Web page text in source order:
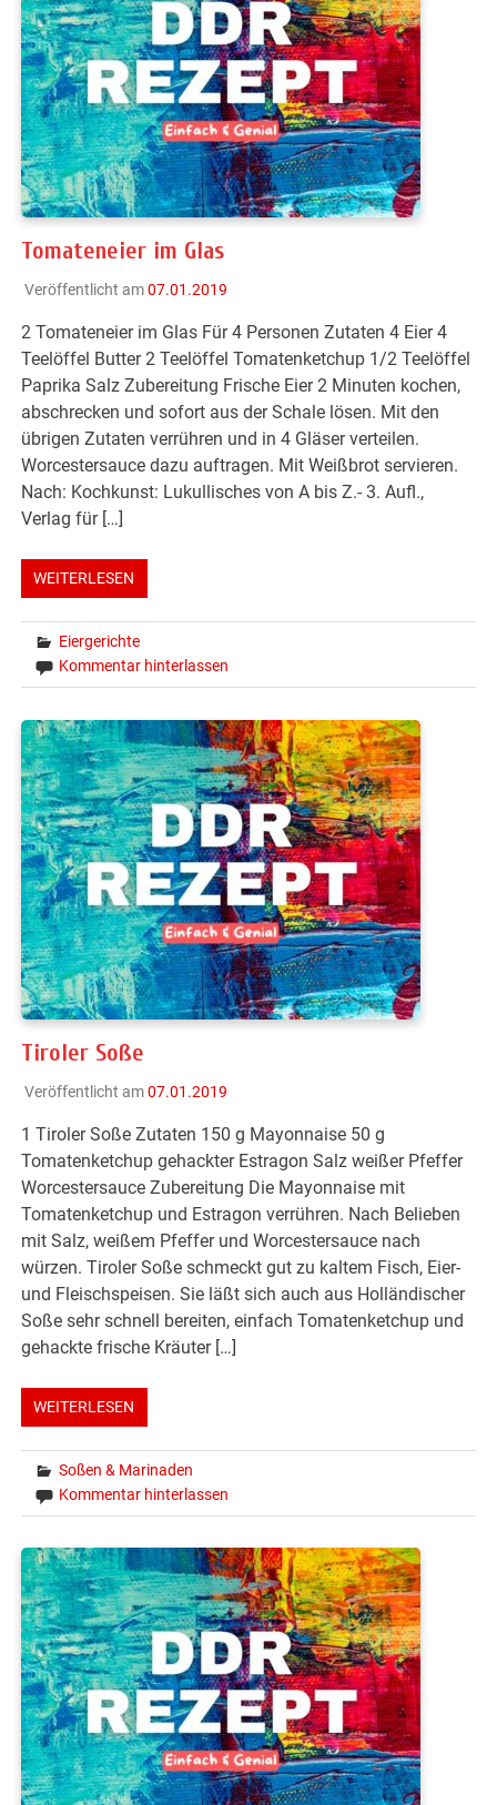
Tomateneier im Glas
Veröffentlicht am07.01.2019
2 Tomateneier im Glas Für 4 Personen Zutaten 4 Eier 4
Teelöffel Butter 2 Teelöffel Tomatenketchup 1/2 Teelöffel
Paprika Salz Zubereitung Frische Eier 2 Minuten kochen,
abschrecken und sofort aus der Schale lösen. Mit den
übrigen Zutaten verrühren und in 4 Gläser verteilen.
Worcestersauce dazu auftragen. Mit Weißbrot servieren.
Nach: Kochkunst: Lukullisches von A bis Z.- 3. Aufl.,
Verlag für […]
WEITERLESEN
Eiergerichte
Kommentar hinterlassen
Tiroler Soße
Veröffentlicht am07.01.2019
1 Tiroler Soße Zutaten 150 g Mayonnaise 50 g
Tomatenketchup gehackter Estragon Salz weißer Pfeffer
Worcestersauce Zubereitung Die Mayonnaise mit
Tomatenketchup und Estragon verrühren. Nach Belieben
mit Salz, weißem Pfeffer und Worcestersauce nach
würzen. Tiroler Soße schmeckt gut zu kaltem Fisch, Eier-
und Fleischspeisen. Sie läßt sich auch aus Holländischer
Soße sehr schnell bereiten, einfach Tomatenketchup und
gehackte frische Kräuter […]
WEITERLESEN
Soßen & Marinaden
Kommentar hinterlassen